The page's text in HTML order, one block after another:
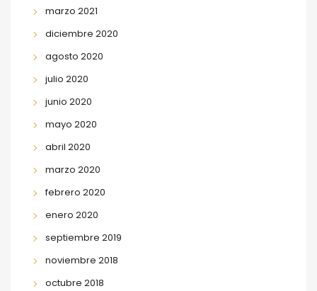
marzo 2021
diciembre 2020
agosto 2020
julio 2020
junio 2020
mayo 2020
abril 2020
marzo 2020
febrero 2020
enero 2020
septiembre 2019
noviembre 2018
octubre 2018